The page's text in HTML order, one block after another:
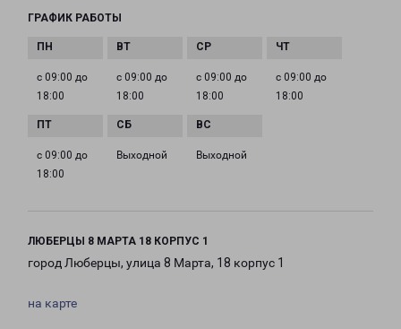
ГРАФИК РАБОТЫ
с 09:00 до
18:00
с 09:00 до
18:00
с 09:00 до
18:00
с 09:00 до
18:00
с 09:00 до
18:00
Выходной Выходной
ЛЮБЕРЦЫ 8 МАРТА 18 КОРПУС 1
город Люберцы, улица 8 Марта, 18 корпус 1
на карте